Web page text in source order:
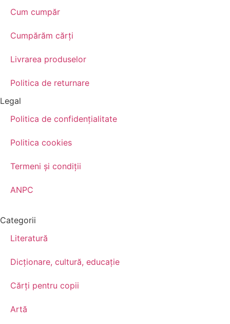
Cum cumpăr
Cumpărăm cărţi
Livrarea produselor
Politica de returnare
Legal
Politica de confidenţialitate
Politica cookies
Termeni şi condiţii
ANPC
Categorii
Literatură
Dicționare, cultură, educație
Cărți pentru copii
Artă